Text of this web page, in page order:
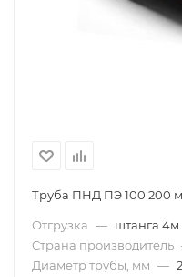
Труба ПНД ПЭ 100 200
Отгрузка — штанга 4м
Страна производитель
Диаметр трубы, мм —